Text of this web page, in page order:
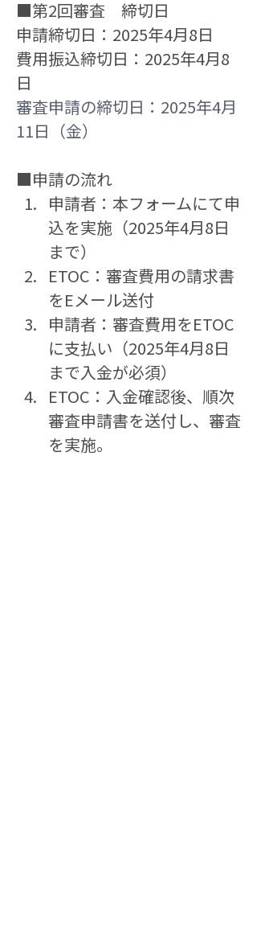
■第2回審査　締切日
申請締切日：2025年4月8日
費用振込締切日：2025年4月8
日
審査申請の締切日：2025年4月
11日（金）
■申請の流れ
申請者：本フォームにて申
込を実施（2025年4月8日
まで）
ETOC：審査費用の請求書
をEメール送付
申請者：審査費用をETOC
に支払い（2025年4月8日
まで入金が必須）
ETOC：入金確認後、順次
審査申請書を送付し、審査
を実施。